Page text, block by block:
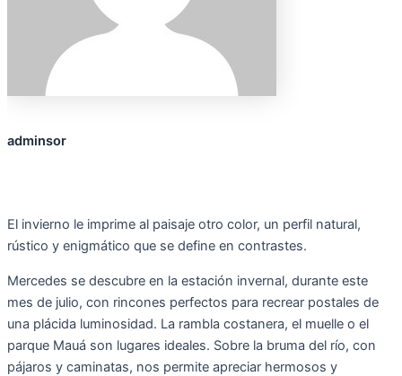
adminsor
El invierno le imprime al paisaje otro color, un perfil natural,
rústico y enigmático que se define en contrastes.
Mercedes se descubre en la estación invernal, durante este
mes de julio, con rincones perfectos para recrear postales de
una plácida luminosidad. La rambla costanera, el muelle o el
parque Mauá son lugares ideales. Sobre la bruma del río, con
pájaros y caminatas, nos permite apreciar hermosos y